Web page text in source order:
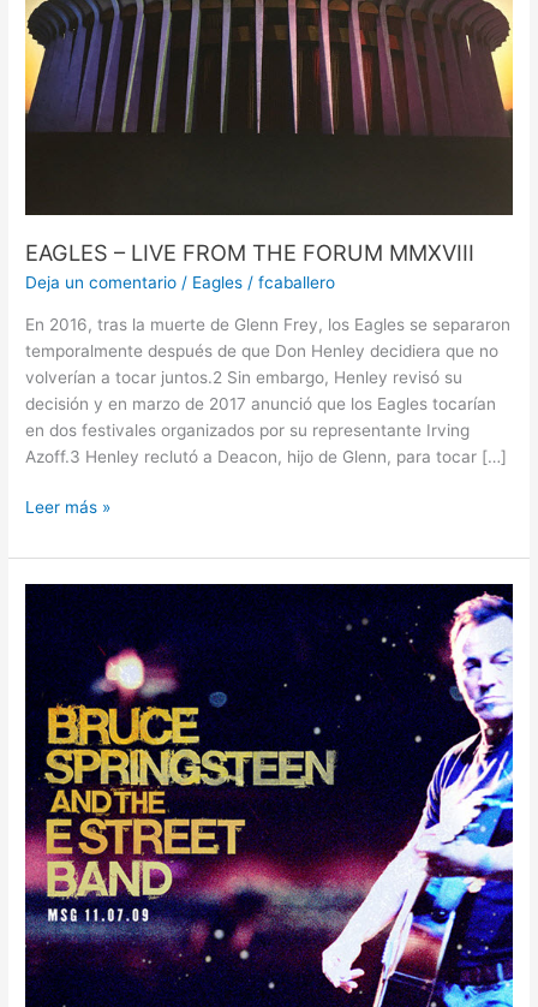
EAGLES – LIVE FROM THE FORUM MMXVIII
Deja un comentario / Eagles /fcaballero
En 2016, tras la muerte de Glenn Frey, los Eagles se separaron
temporalmente después de que Don Henley decidiera que no
volverían a tocar juntos.2​ Sin embargo, Henley revisó su
decisión y en marzo de 2017 anunció que los Eagles tocarían
en dos festivales organizados por su representante Irving
Azoff.3​ Henley reclutó a Deacon, hijo de Glenn, para tocar […]
Leer más »
BRUCE
SPRINGSTEEN
AND
THE
E
STREET
BAND
–
MADISON
SQUARE
GARDEN
NEW
YORK,
NY
–
07/11/2009